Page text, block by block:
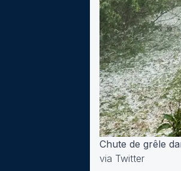
Chute de grêle
via Twitter